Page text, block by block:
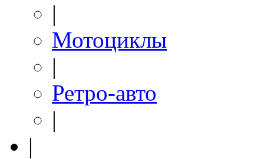
|
Мотоциклы
|
Ретро-авто
|
|